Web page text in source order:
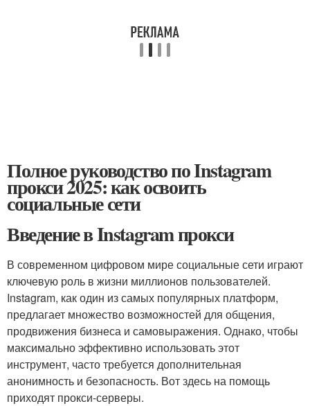
Полное руководство по Instagram
прокси 2025: как освоить
социальные сети
Введение в Instagram прокси
В современном цифровом мире социальные сети играют
ключевую роль в жизни миллионов пользователей.
Instagram, как один из самых популярных платформ,
предлагает множество возможностей для общения,
продвижения бизнеса и самовыражения. Однако, чтобы
максимально эффективно использовать этот
инструмент, часто требуется дополнительная
анонимность и безопасность. Вот здесь на помощь
приходят прокси-серверы.